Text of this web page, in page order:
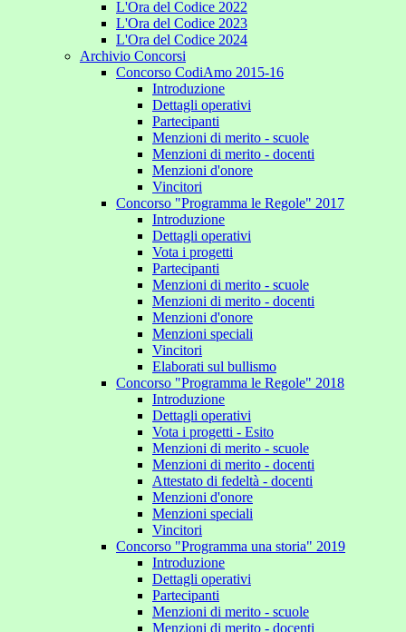
L'Ora del Codice 2022
L'Ora del Codice 2023
L'Ora del Codice 2024
Archivio Concorsi
Concorso CodiAmo 2015-16
Introduzione
Dettagli operativi
Partecipanti
Menzioni di merito - scuole
Menzioni di merito - docenti
Menzioni d'onore
Vincitori
Concorso "Programma le Regole" 2017
Introduzione
Dettagli operativi
Vota i progetti
Partecipanti
Menzioni di merito - scuole
Menzioni di merito - docenti
Menzioni d'onore
Menzioni speciali
Vincitori
Elaborati sul bullismo
Concorso "Programma le Regole" 2018
Introduzione
Dettagli operativi
Vota i progetti - Esito
Menzioni di merito - scuole
Menzioni di merito - docenti
Attestato di fedeltà - docenti
Menzioni d'onore
Menzioni speciali
Vincitori
Concorso "Programma una storia" 2019
Introduzione
Dettagli operativi
Partecipanti
Menzioni di merito - scuole
Menzioni di merito - docenti